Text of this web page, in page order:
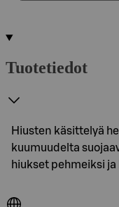
Tuotetiedot
Hiusten käsittelyä
kuumuudelta
hiukset pehmeiksi